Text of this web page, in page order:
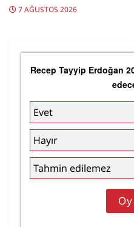
7 AĞUSTOS 2026
Recep Tayyip Erdoğan
Evet
Hayır
Tahmin edilemez